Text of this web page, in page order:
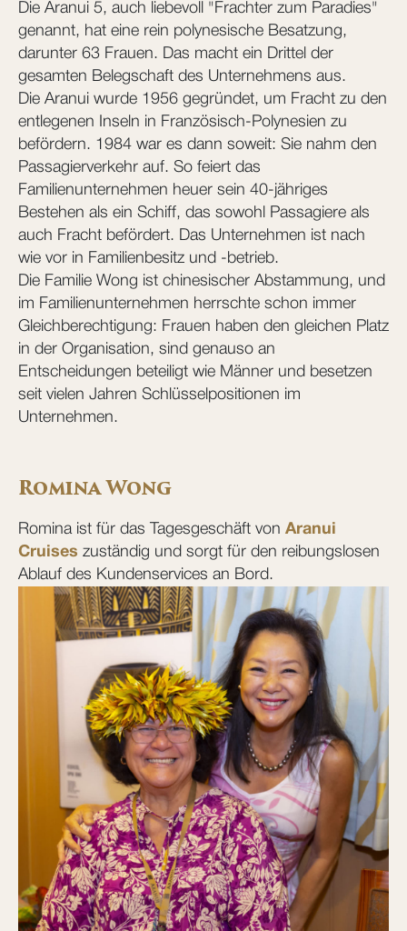
Die Aranui 5, auch liebevoll "Frachter zum Paradies"
genannt, hat eine rein polynesische Besatzung,
darunter 63 Frauen. Das macht ein Drittel der
gesamten Belegschaft des Unternehmens aus.
Die Aranui wurde 1956 gegründet, um Fracht zu den
entlegenen Inseln in Französisch-Polynesien zu
befördern. 1984 war es dann soweit: Sie nahm den
Passagierverkehr auf. So feiert das
Familienunternehmen heuer sein 40-jähriges
Bestehen als ein Schiff, das sowohl Passagiere als
auch Fracht befördert. Das Unternehmen ist nach
wie vor in Familienbesitz und -betrieb.
Die Familie Wong ist chinesischer Abstammung, und
im Familienunternehmen herrschte schon immer
Gleichberechtigung: Frauen haben den gleichen Platz
in der Organisation, sind genauso an
Entscheidungen beteiligt wie Männer und besetzen
seit vielen Jahren Schlüsselpositionen im
Unternehmen.
Romina Wong
Romina ist für das Tagesgeschäft von Aranui
Cruises zuständig und sorgt für den reibungslosen
Ablauf des Kundenservices an Bord.